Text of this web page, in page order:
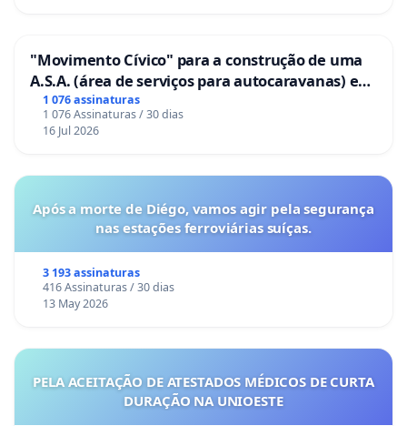
"Movimento Cívico" para a construção de uma
A.S.A. (área de serviços para autocaravanas) em
Coimbra
1 076 assinaturas
1 076 Assinaturas / 30 dias
16 Jul 2026
Após a morte de Diégo, vamos agir pela segurança
nas estações ferroviárias suíças.
3 193 assinaturas
416 Assinaturas / 30 dias
13 May 2026
PELA ACEITAÇÃO DE ATESTADOS MÉDICOS DE CURTA
DURAÇÃO NA UNIOESTE